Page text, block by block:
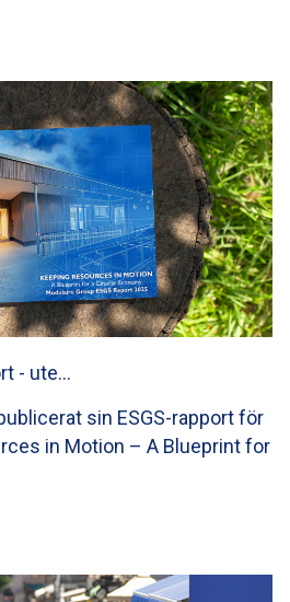
- ute…
sin ESGS-rapport för
in Motion – A Blueprint for